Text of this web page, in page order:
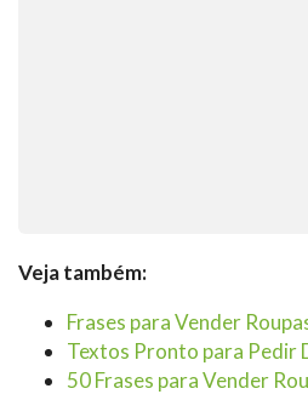
Veja também:
Frases para Vender
Textos Pronto para Pedir
50 Frases para Vender